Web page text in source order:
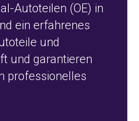
Autoteilen (OE) in
ein erfahrenes
und
und garantieren
professionelles